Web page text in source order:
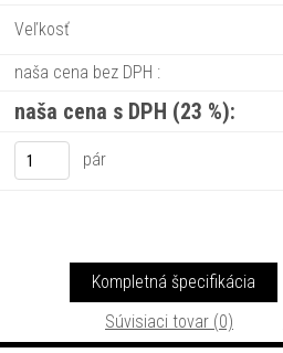
Veľkosť
naša cena bez DPH :
naša cena s DPH (23 %):
pár
Kompletná špecifikácia
Súvisiaci tovar (0)